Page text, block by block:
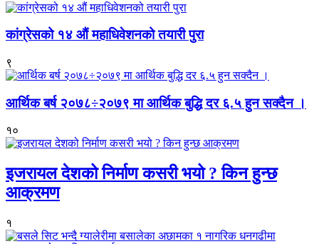
कांग्रेसको १४ औं महाधिवेशनको तयारी पुरा
९
आर्थिक बर्ष २०७८÷२०७९ मा आर्थिक बुद्धि दर ६.५ हुन सक्दैन ।
१०
इजरायल देशको निर्माण कसरी भयो ? किन हुन्छ
आक्रमण
१